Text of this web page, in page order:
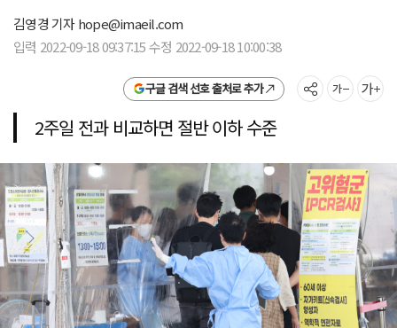
김영경 기자hope@imaeil.com
입력 2022-09-18 09:37:15 수정 2022-09-18 10:00:38
구글 검색 선호 출처로 추가
2주일 전과 비교하면 절반 이하 수준